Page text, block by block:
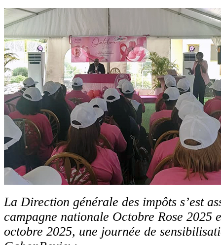
La Direction générale des impôts s’est
campagne nationale Octobre Rose 2025
octobre 2025, une journée de